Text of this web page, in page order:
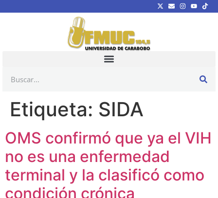
Etiqueta: SIDA
OMS confirmó que ya el VIH
no es una enfermedad
terminal y la clasificó como
condición crónica